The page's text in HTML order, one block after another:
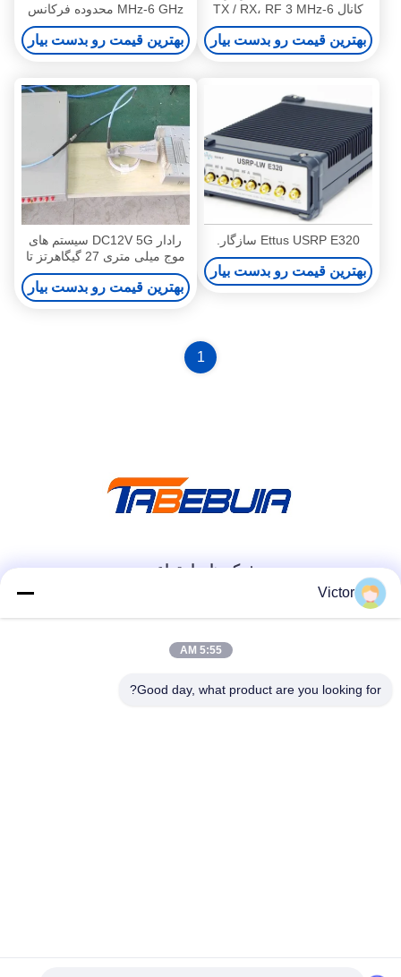
کانال TX / RX، RF 3 MHz-6
GHz، 200 MHz BW هر یک، 1
× QSFP +، 2 × SFP +، 1 ×
RJ45، USRP نرم افزار تعریف
بهترین قیمت رو بدست بیار
MHz-6 GHz محدوده فرکانس
56 MHz BW هر سری E دستگاه
رادیویی تعاریف نرم افزاری
USRP
بهترین قیمت رو بدست بیار
Ettus USRP E320 سازگار.
بهترین قیمت رو بدست بیار
رادار DC12V 5G سیستم های
موج میلی متری 27 گیگاهرتز تا
29 گیگاهرتز
بهترین قیمت رو بدست بیار
1
شبکه های اجتماعی
تماس سریع
تلفن
Victor
5:55 AM
Good day, what product are you looking for?